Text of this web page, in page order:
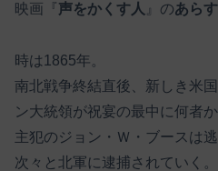
映画『声をかくす人 』のあら
時は1865年。
南北戦争終結直後、新しき米
ン大統領が祝宴の最中に何者
主犯のジョン・Ｗ・ブースは
次々と北軍に逮捕されていく。